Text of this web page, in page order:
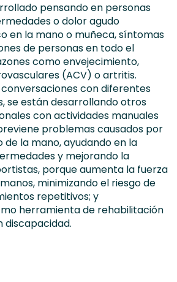
pensando en personas
o dolor agudo
en la mano o muñeca, síntomas
de personas en todo el
como envejecimiento,
(ACV) o artritis.
con diferentes
se están desarrollando otros
con actividades manuales
problemas causados por
de la mano, ayudando en la
y mejorando la
porque aumenta la fuerza
minimizando el riesgo de
repetitivos; y
herramienta de rehabilitación
discapacidad.